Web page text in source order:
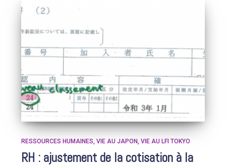
RESSOURCES HUMAINES VIE AU JAPON VIE AU LFI TOKYO
RH : ajustement de la cotisation à la